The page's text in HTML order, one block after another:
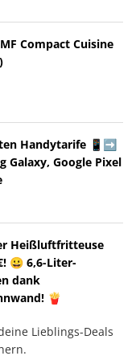
Compact Cuisine
Handytarife 📱➡️
Galaxy, Google Pixel
Heißluftfritteuse
😀 6,6-Liter-
dank
🍟
Lieblings-Deals